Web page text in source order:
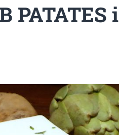
PATATES i